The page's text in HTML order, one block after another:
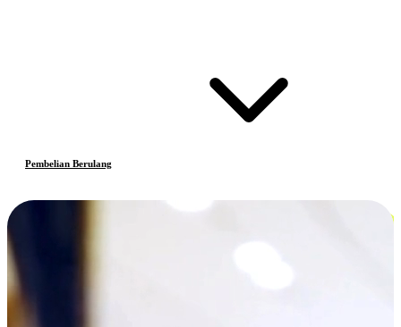
Pembelian Berulang